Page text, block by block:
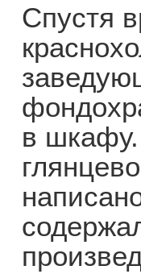
Спустя
в шкафу.